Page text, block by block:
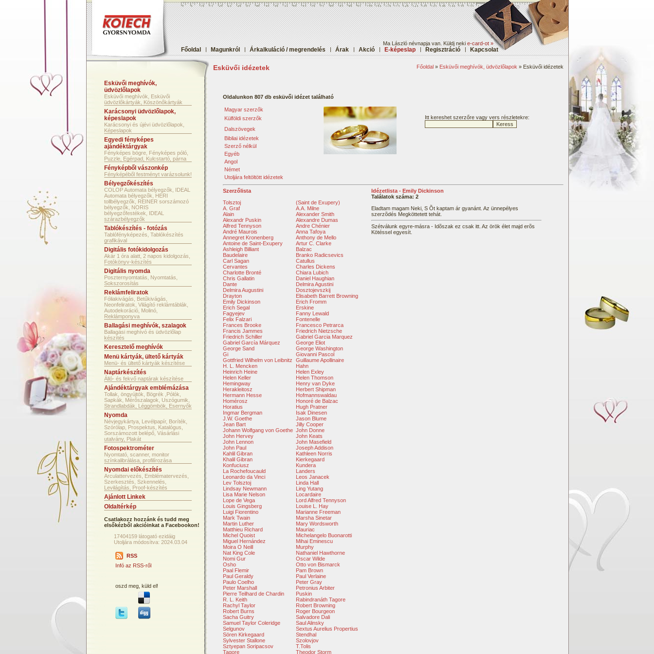
Ma László névnapja van. Küldj nekie-card-ot »
Főoldal | Magunkról | Árkalkuláció / megrendelés | Árak | Akció | E-képeslap | Regisztráció | Kapcsolat
Esküvői idézetek Főoldal » Esküvői meghívók, üdvözlőlapok » Esküvői idézetek
Esküvői meghívók,
üdvözlőlapok
Esküvői meghívók, Esküvői
üdvözlőkártyák, Köszönőkártyák
Karácsonyi üdvözlőlapok,
képeslapok
Karácsonyi és újévi üdvözlőlapok,
Képeslapok
Egyedi fényképes
ajándéktárgyak
Fényképes bögre, Fényképes póló,
Puzzle, Egérpad, Kulcstartó, párna
Fényképből vászonkép
Fényképéből festményt varázsolunk!
Bélyegzőkészítés
COLOP Automata bélyegzők, IDEAL
Automata bélyegzők, HERI
tollbélyegzők, REINER sorszámozó
bélyegzők, NORIS
bélyegzőfestékek, IDEAL
szárazbélyegzők
Tablókészítés - fotózás
Tablófényképezés, Tablókészítés
grafikával
Digitális fotókidolgozás
Akár 1 óra alatt, 2 napos kidolgozás,
Fotókönyv-készítés
Digitális nyomda
Poszternyomtatás, Nyomtatás,
Sokszorosítás
Reklámfeliratok
Fóliakivágás, Betűkivágás,
Neonfeliratok, Világító reklámtáblák,
Autodekoráció, Molinó,
Reklámponyva
Ballagási meghívók, szalagok
Ballagási meghívó és üdvözlőlap
készítés
Keresztelő meghívók
Menü kártyák, ültető kártyák
Menü- és ültető kártyák készítése
Naptárkészítés
Álló- és fekvő naptárak készítése
Ajándéktárgyak emblémázása
Tollak, öngyújtók, Bögrék ,Pólók,
Sapkák, Mérőszalagok, Uszógumik,
Strandlabdák, Léggömbök, Esernyők
Nyomda
Névjegykártya, Levélpapír, Boríték,
Szórólap, Prospektus, Katalógus,
Sorszámozott belépő, Vásárlási
utalvány, Plakát
Fotospektrométer
Nyomtató, scanner, monitor
színkalibrálása, profilírozása
Nyomdai előkészítés
Arculattervezés, Emblématervezés,
Szerkesztés, Szkennelés,
Levilágítás, Proof-készítés
Ajánlott Linkek
Oldaltérkép
Csatlakozz hozzánk és tudd meg
elsőkézből akcióinkat a Facebookon!
17404159 látogató ezidáig
Utoljára módosítva: 2024.03.04
RSS
Infó az RSS-ről
oszd meg, küld el!
Oldalunkon 807 db esküvői idézet található
Magyar szerzők
Külföldi szerzők
Itt kereshet szerzőre vagy vers részletekre:
Dalszövegek
Bibliai idézetek
Szerző nélkül
Egyéb
Angol
Német
Utoljára feltöltött idézetek
Szerzőlista
Tolsztoj
(Saint de Exupery)
A. Graf
A.A. Milne
Alain
Alexander Smith
Alexandr Puskin
Alexandre Dumas
Alfred Tennyson
Andre Chénier
André Maurois
Anna Tafoya
Annegret Kronenberg
Anthony de Mello
Antoine de Saint-Exupery
Artur C. Clarke
Ashleigh Billiant
Balzac
Baudelaire
Branko Radicsevics
Carl Sagan
Catullus
Cervantes
Charles Dickens
Charlotte Bronté
Chiara Lubich
Chris Gallatin
Daniel Haughian
Dante
Delmira Agustini
Delmira Augustini
Dosztojevszkij
Drayton
Elisabeth Barrett Browning
Emily Dickinson
Erich Fromm
Erich Segal
Erskine
Fagyejev
Fanny Lewald
Felix Falzari
Fontenelle
Frances Brooke
Francesco Petrarca
Francis Jammes
Friedrich Nietzsche
Friedrich Schiller
Gabriel Garcia Marquez
Gabriel García Márquez
George Eliot
George Sand
George Washington
Gi
Giovanni Pascol
Gottfried Wilhelm von Leibnitz
Guillaume Apollinaire
H. L. Mencken
Hahn
Heinrich Heine
Helen Exley
Helen Keller
Helen Thomson
Hemingway
Henry van Dyke
Herakleitosz
Herbert Shipman
Hermann Hesse
Hofmannswaldau
Homérosz
Honoré de Balzac
Horatius
Hugh Pratner
Ingmar Bergman
Isak Dinesen
J.W. Goethe
Jason Blume
Jean Bart
Jilly Cooper
Johann Wolfgang von Goethe John Donne
John Hervey
John Keats
John Lennon
John Masefield
John Paul
Joseph Addison
Kahlil Gibran
Kathleen Norris
Khalil Gibran
Kierkegaard
Konfuciusz
Kundera
La Rochefoucauld
Landers
Leonardo da Vinci
Leos Janacek
Lev Tolsztoj
Linda Hall
Lindsay Newmann
Ling Yutang
Lisa Marie Nelson
Locardaire
Lope de Vega
Lord Alfred Tennyson
Louis Gingsberg
Louise L. Hay
Luigi Fiorentino
Marianne Freeman
Mark Twain
Marsha Sinetar
Martin Luther
Mary Wordsworth
Matthieu Richard
Mauriac
Michel Quoist
Michelangelo Buonarotti
Miguel Hernández
Mihai Eminescu
Moira O Neill
Murphy
Nat King Cole
Nathaniel Hawthorne
Nomi Gur
Oscar Wilde
Osho
Otto von Bismarck
Paal Flemir
Pam Brown
Paul Geraldy
Paul Verlaine
Paulo Coelho
Peter Gray
Peter Marshall
Petronius Arbiter
Pierre Teilhard de Chardin
Puskin
R. L. Keith
Rabindranáth Tagore
Rachyl Taylor
Robert Browning
Robert Burns
Roger Bourgeon
Sacha Guitry
Salvadore Dali
Samuel Taylor Coleridge
Saul Alinsky
Selgunov
Sextus Aurelius Propertius
Sören Kirkegaard
Stendhal
Sylvester Stallone
Szolovjov
Sztyepan Soripacsov
T.Tolis
Tagore
Theodor Storm
Idézetlista - Emily Dickinson
Találatok száma: 2
Eladtam magam Neki, S Õt kaptam ár gyanánt. Az ünnepélyes
szerzõdés Megköttetett tehát.
Szétválunk egyre-másra - Idõszak ez csak itt. Az örök élet majd erõs
Kötéssel egyesít.